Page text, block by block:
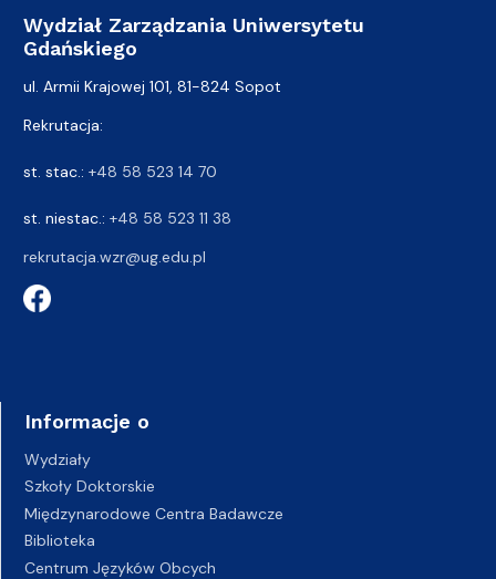
Wydział Zarządzania Uniwersytetu
Gdańskiego
ul. Armii Krajowej 101, 81-824 Sopot
Rekrutacja:
st. stac.: +48 58 523 14 70
st. niestac.: +48 58 523 11 38
rekrutacja.wzr@ug.edu.pl
Informacje o
Wydziały
Szkoły Doktorskie
Międzynarodowe Centra Badawcze
Biblioteka
Centrum Języków Obcych